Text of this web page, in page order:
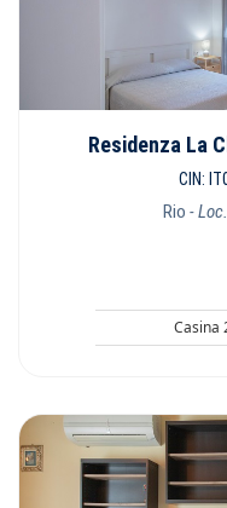
Residenza La
CIN:
Rio -
Casina